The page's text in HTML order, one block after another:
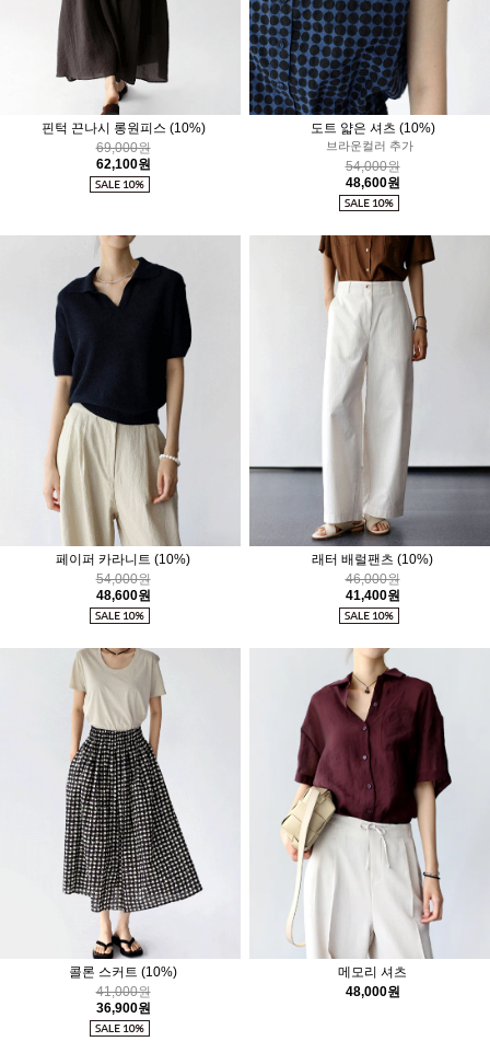
핀턱 끈나시 롱원피스 (10%)
69,000원
62,100원
도트 얇은 셔츠 (10%)
브라운컬러 추가
54,000원
48,600원
페이퍼 카라니트 (10%)
54,000원
48,600원
래터 배럴팬츠 (10%)
46,000원
41,400원
콜론 스커트 (10%)
41,000원
36,900원
메모리 셔츠
48,000원